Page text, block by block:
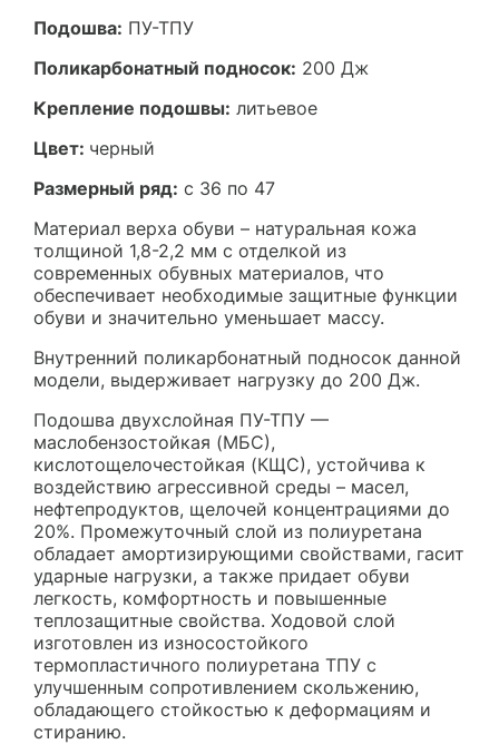
Подошва: ПУ-ТПУ
Поликарбонатный подносок: 200 Дж
Крепление подошвы: литьевое
Цвет: черный
Размерный ряд: с 36 по 47
Материал верха обуви – натуральная кожа
толщиной 1,8-2,2 мм с отделкой из
современных обувных материалов, что
обеспечивает необходимые защитные функции
обуви и значительно уменьшает массу.
Внутренний поликарбонатный подносок данной
модели, выдерживает нагрузку до 200 Дж.
Подошва двухслойная ПУ-ТПУ —
маслобензостойкая (МБС),
кислотощелочестойкая (КЩС), устойчива к
воздействию агрессивной среды – масел,
нефтепродуктов, щелочей концентрациями до
20%. Промежуточный слой из полиуретана
обладает амортизирующими свойствами, гасит
ударные нагрузки, а также придает обуви
легкость, комфортность и повышенные
теплозащитные свойства. Ходовой слой
изготовлен из износостойкого
термопластичного полиуретана ТПУ с
улучшенным сопротивлением скольжению,
обладающего стойкостью к деформациям и
стиранию.